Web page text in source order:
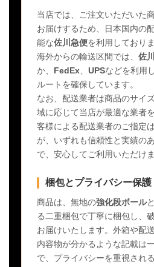
当店では、ご注文いただいた
お届けするため、日本国内の
能な佐川急便を利用しておりま
海外からの輸送区間では、 佐
か、 FedEx UPSなどを利用
ルートを確保しています。
なお、配送業者は商品のサイ
域に応じて当店が最適な業者
客様による配送業者のご指定
が、いずれも信頼性と実績の
で、安心してご利用いただけま
梱包とプライバシー保護
商品は、無地の強化段ボールと
る二重梱包で丁寧に梱包し、
お届けいたします。外箱や配
内容物が分かるような記載は
で、プライバシーを重視され